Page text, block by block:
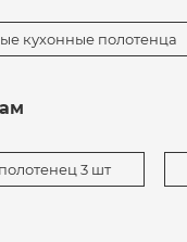
кухонные полотенца
3 шт